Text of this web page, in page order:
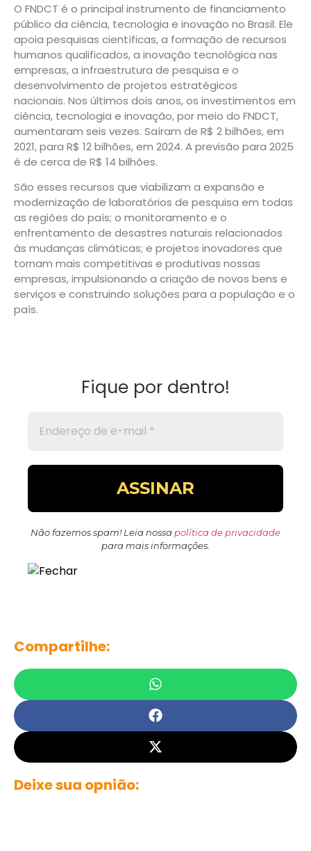
O FNDCT é o principal instrumento de financiamento
público da ciência, tecnologia e inovação no Brasil. Ele
apoia pesquisas científicas, a formação de recursos
humanos qualificados, a inovação tecnológica nas
empresas, a infraestrutura de pesquisa e o
desenvolvimento de projetos estratégicos
nacionais. Nos últimos dois anos, os investimentos em
ciência, tecnologia e inovação, por meio do FNDCT,
aumentaram seis vezes. Saíram de R$ 2 bilhões, em
2021, para R$ 12 bilhões, em 2024. A previsão para 2025
é de cerca de R$ 14 bilhões.
São esses recursos que viabilizam a expansão e
modernização de laboratórios de pesquisa em todas
as regiões do país; o monitoramento e o
enfrentamento de desastres naturais relacionados
às mudanças climáticas; e projetos inovadores que
tornam mais competitivas e produtivas nossas
empresas, impulsionando a criação de novos bens e
serviços e construindo soluções para a população e o
país.
Fique por dentro!
Não fazemos spam! Leia nossapolítica de privacidade
para mais informações.
Compartilhe:
Deixe sua opnião: